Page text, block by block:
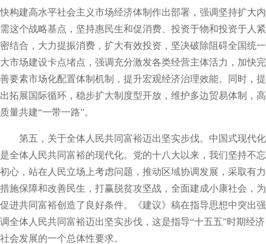
快构建高水平社会主义市场经济体制作出部署，强调坚持扩大内
需这个战略基点，坚持惠民生和促消费、投资于物和投资于人紧
密结合，大力提振消费，扩大有效投资，坚决破除阻碍全国统一
大市场建设卡点堵点，强调充分激发各类经营主体活力，加快完
善要素市场化配置体制机制，提升宏观经济治理效能。同时，提
出拓展国际循环，稳步扩大制度型开放，维护多边贸易体制，高
质量共建“一带一路”。
第五，关于全体人民共同富裕迈出坚实步伐。中国式现代化
是全体人民共同富裕的现代化。党的十八大以来，我们坚持不忘
初心，站在人民立场上考虑问题，推动区域协调发展，采取有力
措施保障和改善民生，打赢脱贫攻坚战，全面建成小康社会，为
促进共同富裕创造了良好条件。《建议》稿在指导思想中突出强
调全体人民共同富裕迈出坚实步伐，这是指导“十五五”时期经济
社会发展的一个总体性要求。